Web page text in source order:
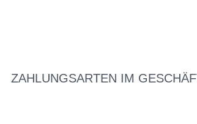
ZAHLUNGSARTEN IM